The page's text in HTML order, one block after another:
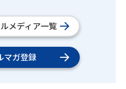
メディア一覧
マガ登録